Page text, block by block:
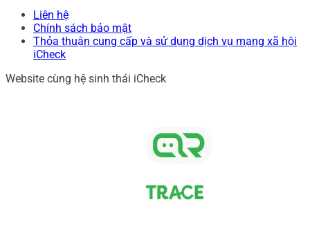
Liên hệ
Chính sách bảo mật
Thỏa thuận cung cấp và sử dụng dịch vụ mạng xã hội
iCheck
Website cùng hệ sinh thái iCheck